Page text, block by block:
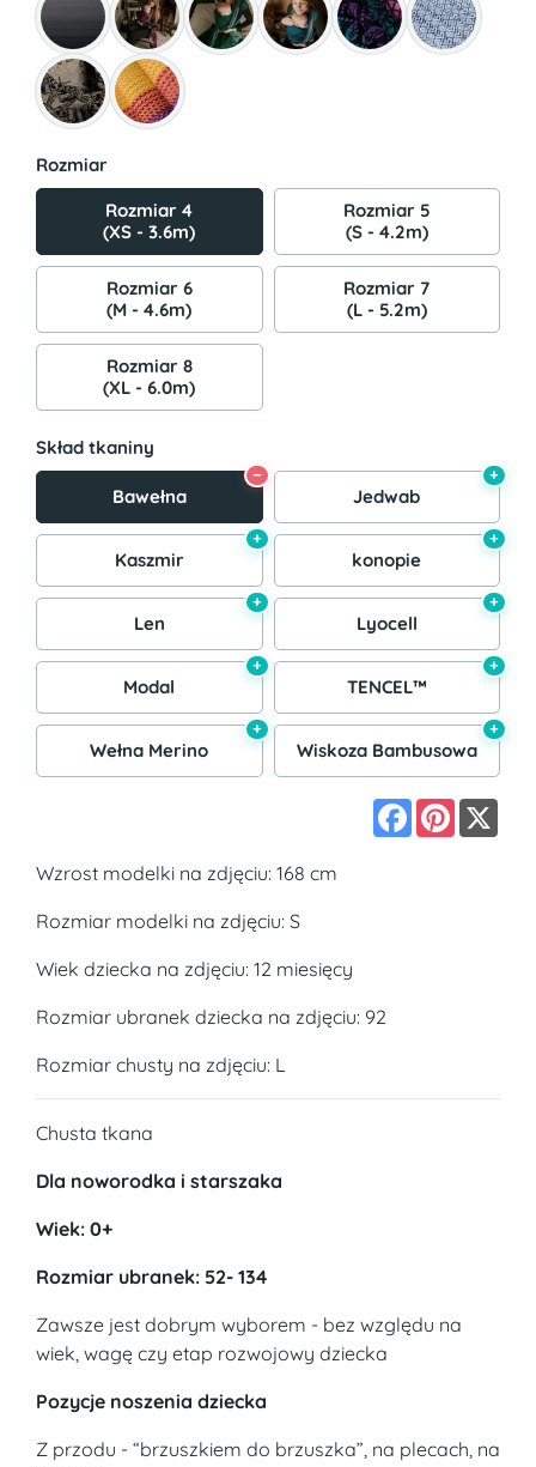
Rozmiar
Rozmiar 4
(XS - 3.6m)
Rozmiar 5
(S - 4.2m)
Rozmiar 6
(M - 4.6m)
Rozmiar 7
(L - 5.2m)
Rozmiar 8
(XL - 6.0m)
Skład tkaniny
Bawełna
−
Jedwab
+
Kaszmir
+
konopie
+
Len
+
Lyocell
+
Modal
+
TENCEL™
+
Wełna Merino
+
Wiskoza Bambusowa
+
Facebook
Pinterest
Wzrost modelki na zdjęciu: 168 cm
Rozmiar modelki na zdjęciu: S
Wiek dziecka na zdjęciu: 12 miesięcy
Rozmiar ubranek dziecka na zdjęciu: 92
Rozmiar chusty na zdjęciu: L
Chusta tkana
Dla noworodka i starszaka
Wiek: 0+
Rozmiar ubranek: 52- 134
Zawsze jest dobrym wyborem - bez względu na
wiek, wagę czy etap rozwojowy dziecka
Pozycje noszenia dziecka
Z przodu - “brzuszkiem do brzuszka”, na plecach, na